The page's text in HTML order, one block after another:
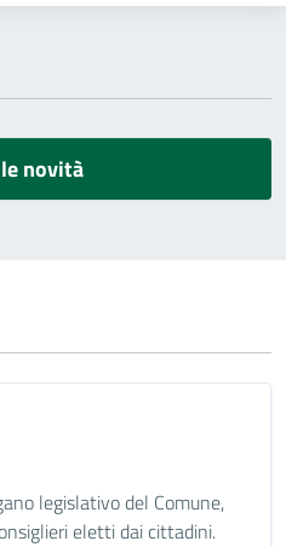
novità
legislativo del Comune,
eletti dai cittadini.